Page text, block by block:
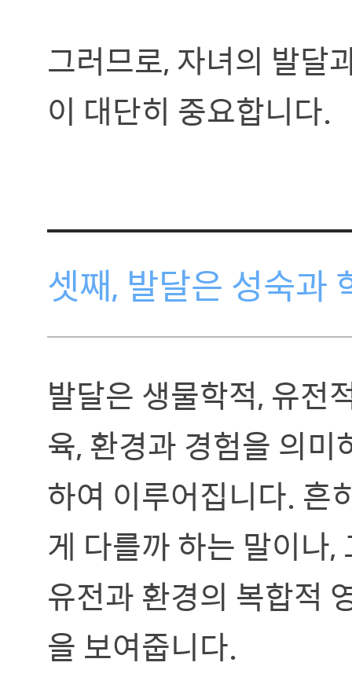
그러므로, 자녀의 발달
이 대단히 중요합니다.
셋째, 발달은 성숙과
발달은 생물학적, 유전
육, 환경과 경험을 의
하여 이루어집니다. 흔
게 다를까 하는 말이나
유전과 환경의 복합적
을 보여줍니다.